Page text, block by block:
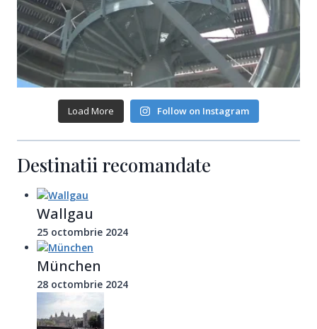
Load More Follow on Instagram
Destinatii recomandate
Wallgau
25 octombrie 2024
München
28 octombrie 2024